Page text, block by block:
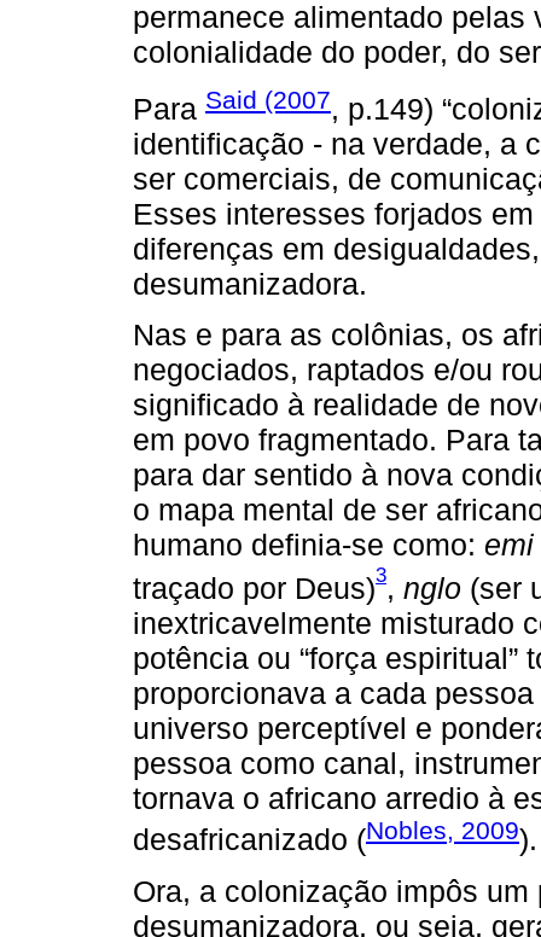
permanece alimentado
colonialidade do poder, do
Para Said (2007, p.149)
identificação - na verdade, a
ser comerciais, de
Esses interesses forjados
diferenças em
desumanizadora.
Nas e para as colônias, os
negociados, raptados e/ou
significado à realidade de
em povo fragmentado. Para
para dar sentido à nova
o mapa mental de ser
humano definia-se como: emi
traçado por Deus)3, nglo (ser
inextricavelmente misturado
potência ou “força espiritual”
proporcionava a cada
universo perceptível e
pessoa como canal,
tornava o africano arredio à
desafricanizado (Nobles, 2009).
Ora, a colonização impôs
desumanizadora, ou seja,